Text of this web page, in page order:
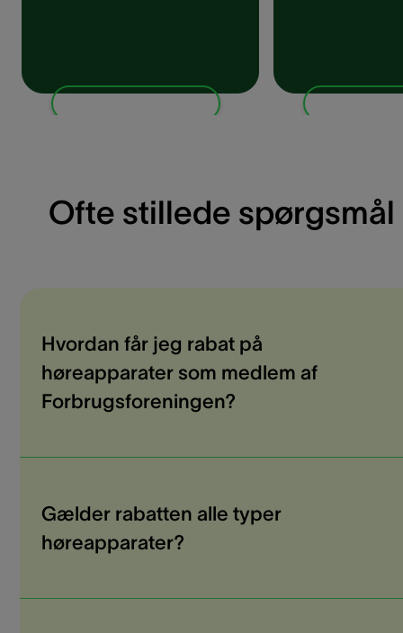
Ofte stillede spørgsmål
Hvordan får jeg rabat på
høreapparater som medlem af
Forbrugsforeningen?
Gælder rabatten alle typer
høreapparater?